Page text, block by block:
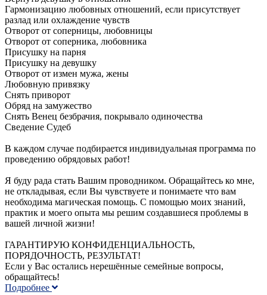
Гармонизацию любовных отношений, если присутствует
разлад или охлаждение чувств
Отворот от соперницы, любовницы
Отворот от соперника, любовника
Присушку на парня
Присушку на девушку
Отворот от измен мужа, жены
Любовную привязку
Снять приворот
Обряд на замужество
Снять Венец безбрачия, покрывало одиночества
Сведение Судеб
В каждом случае подбирается индивидуальная программа по
проведению обрядовых работ!
Я буду рада стать Вашим проводником. Обращайтесь ко мне,
не откладывая, если Вы чувствуете и понимаете что вам
необходима магическая помощь. С помощью моих знаний,
практик и моего опыта мы решим создавшиеся проблемы в
вашей личной жизни!
ГАРАНТИРУЮ КОНФИДЕНЦИАЛЬНОСТЬ,
ПОРЯДОЧНОСТЬ, РЕЗУЛЬТАТ!
Если у Вас остались нерешённые семейные вопросы,
обращайтесь!
Подробнее